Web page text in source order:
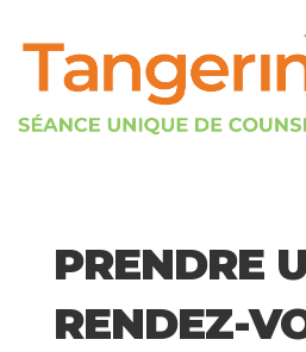
PRENDRE
RENDEZ-